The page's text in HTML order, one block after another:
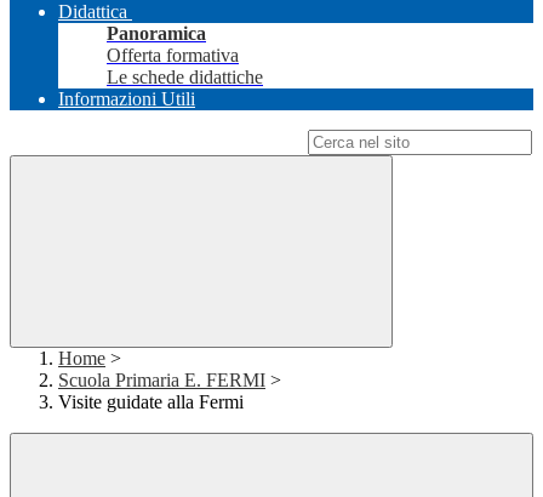
Didattica
Panoramica
Offerta formativa
Le schede didattiche
Informazioni Utili
Home >
Scuola Primaria E. FERMI >
Visite guidate alla Fermi